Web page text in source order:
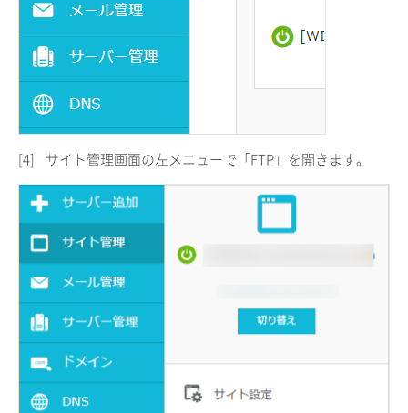
[4] サイト管理画面の左メニューで「FTP」を開きます。